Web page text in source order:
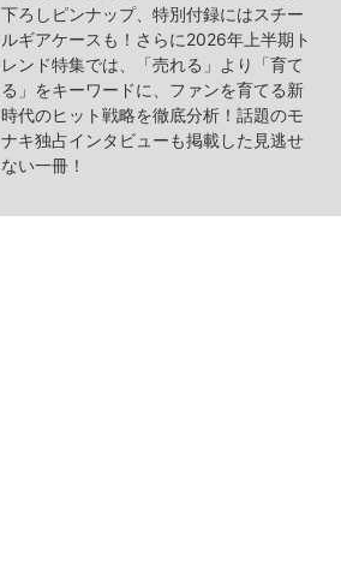
下ろしピンナップ、特別付録にはスチー
ルギアケースも！さらに2026年上半期ト
レンド特集では、「売れる」より「育て
る」をキーワードに、ファンを育てる新
時代のヒット戦略を徹底分析！話題のモ
ナキ独占インタビューも掲載した見逃せ
ない一冊！